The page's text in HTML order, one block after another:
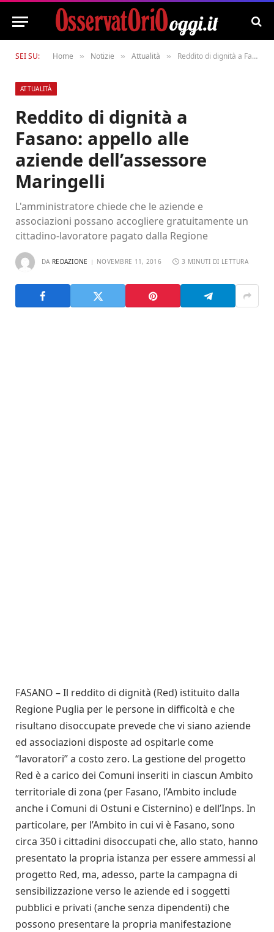
SEI SU: Home » Notizie » Attualità » Reddito di dignità a Fasano: appello alle aziende dell’assessore Maringelli
ATTUALITÀ
Reddito di dignità a
Fasano: appello alle
aziende dell’assessore
Maringelli
L'amministratore chiede che le aziende e
associazioni possano accogliere gratuitamente un
cittadino-lavoratore pagato dalla Regione
DA REDAZIONE NOVEMBRE 11, 2016 3 MINUTI DI LETTURA
FASANO – Il reddito di dignità (Red) istituito dalla
Regione Puglia per le persone in difficoltà e che
risultano disoccupate prevede che vi siano aziende
ed associazioni disposte ad ospitarle come
“lavoratori” a costo zero. La gestione del progetto
Red è a carico dei Comuni inseriti in ciascun Ambito
territoriale di zona (per Fasano, l’Ambito include
anche i Comuni di Ostuni e Cisternino) e dell’Inps. In
particolare, per l’Ambito in cui vi è Fasano, sono
circa 350 i cittadini disoccupati che, allo stato, hanno
presentato la propria istanza per essere ammessi al
progetto Red, ma, adesso, parte la campagna di
sensibilizzazione verso le aziende ed i soggetti
pubblici e privati (anche senza dipendenti) che
possono presentare la propria manifestazione